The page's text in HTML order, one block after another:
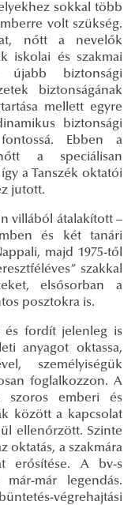
sokkal több
volt szükség.
nőtt a nevelők
iskolai és szakmai
biztonsági
biztonságának
mellett egyre
biztonsági
Ebben a
a speciálisan
a Tanszék oktatói
jutott.
villából átalakított –
és két tanári
majd 1975-től
szakkal
elsősorban a
posztokra is.
és fordít jelenleg is
anyagot oktassa,
személyiségük
foglalkozzon. A
szoros emberi és
között a kapcsolat
ellenőrzött. Szinte
oktatás, a szakmára
erősítése. A bv-s
már legendás.
végrehajtási